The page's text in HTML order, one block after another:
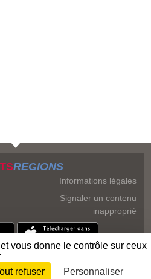
REGIONS
Informations légales
Signaler un contenu
inapproprié
Connexion
vous donne le contrôle sur ceux
refuser Personnaliser